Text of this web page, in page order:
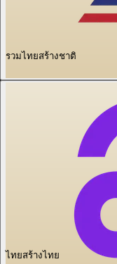
รวมไทยสร้างชาติ
ไทยสร้างไทย